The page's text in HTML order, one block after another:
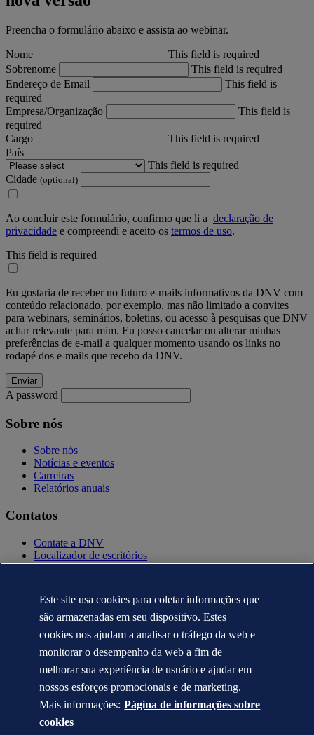
Preencha o formulário abaixo e assista ao webinar.
Nome
This field is required
Sobrenome
This field is required
Endereço de Email
This field is
required
Empresa/Organização
This field is
required
Cargo
This field is required
País
This field is required
Cidade (optional)
Ao concluir este formulário, confirmo que li a declaração de
privacidade e compreendi e aceito os termos de uso.
This field is required
Eu gostaria de receber no futuro e-mails informativos da DNV com
conteúdo relacionado, por exemplo, mas não limitado a convites
para webinars, seminários, boletins, ou acesso à pesquisas que DNV
achar relevante para mim. Eu posso cancelar ou alterar minhas
preferências de e-mail a qualquer momento usando os links no
rodapé dos e-mails que recebo da DNV.
A password
Sobre nós
Sobre nós
Notícias e eventos
Carreiras
Relatórios anuais
Contatos
Contate a DNV
Localizador de escritórios
Contatos para imprensa
Política de privacidade
Termo de uso
Copyright © DNV AS 2025
Informação sobre cookies
Este site usa cookies para coletar informações que
são armazenadas em seu dispositivo. Estes
cookies nos ajudam a analisar o tráfego da web e
monitorar o desempenho da web a fim de
melhorar sua experiência de usuário e ajudar em
nossos esforços promocionais e de marketing.
Mais informações: Página de informações sobre
cookies